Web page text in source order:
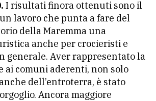
I risultati finora ottenuti sono il
lavoro che punta a fare del
della Maremma una
anche per crocieristi e
generale. Aver rappresentato la
ai comuni aderenti, non solo
dell’entroterra, è stato
Ancora maggiore